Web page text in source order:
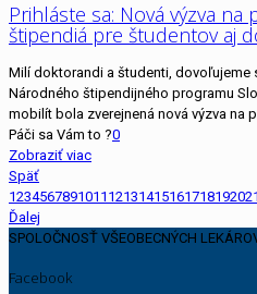
Prihláste sa: Nová výzva
štipendiá pre študentov aj
Milí doktorandi a študenti, dovoľujeme
Národného štipendijného programu
mobilít bola zverejnená nová výzva na
Páči sa Vám to ?0
Zobraziť viac
Späť
1234567891011 12131415161718192021
Ďalej
SPOLOČNOSŤ VŠEOBECNÝCH
Facebook